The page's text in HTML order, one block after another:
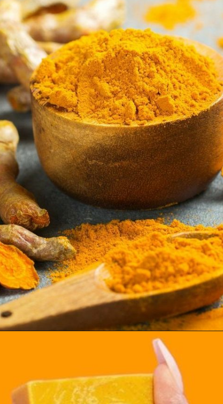
മഞ്ഞൾ ചർമ്മത്തെ
തിളക്കമുള്ളതാക്കാനും
അസമമായ ടോണിൻ്റെ
രൂപഭാവം നൽകാനും
സഹായിക്കുന്നു, ഇത് നിങ്ങൾക്ക്
തെളിഞ്ഞ ചർമ്മം നൽകുന്നു.